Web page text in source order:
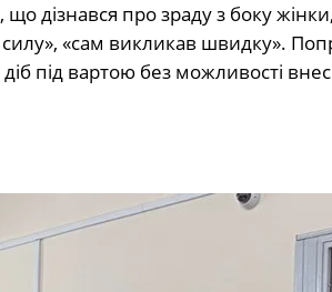
дізнався про зраду з боку
«сам викликав швидку».
під вартою без можливості